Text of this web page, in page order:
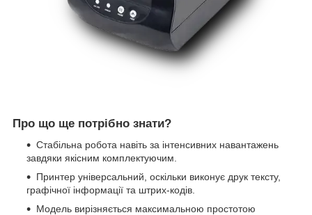
Про що ще потрібно знати?
Стабільна робота навіть за інтенсивних навантажень
завдяки якісним комплектуючим.
Принтер універсальний, оскільки виконує друк тексту,
графічної інформації та штрих-кодів.
Модель вирізняється максимальною простотою